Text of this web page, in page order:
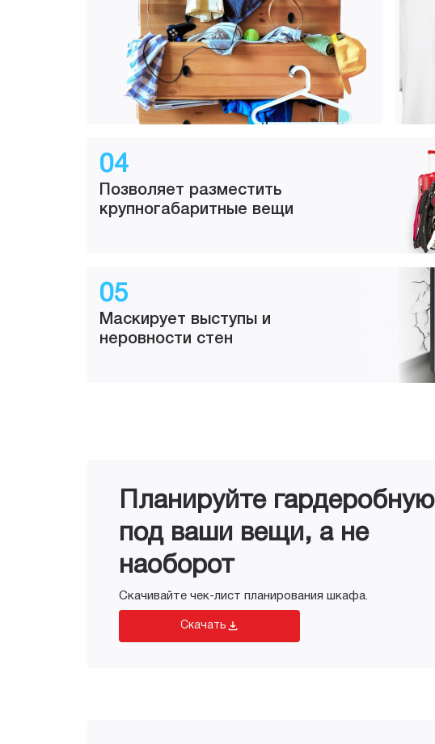
04
Позволяет разместить
крупногабаритные вещи
05
Маскирует выступы и
неровности стен
Планируйте гардеробную
под ваши вещи, а не
наоборот
Скачивайте чек-лист планирования шкафа.
Скачать